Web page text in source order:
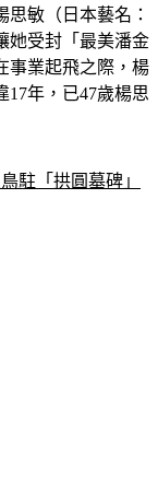
敏（日本藝名：
她受封「最美潘金
事業起飛之際，楊
17年，已47歲楊思
駐「拱圓墓碑」